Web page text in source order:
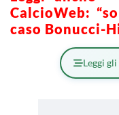
CalcioWeb:
caso Bonucci-
Leggi